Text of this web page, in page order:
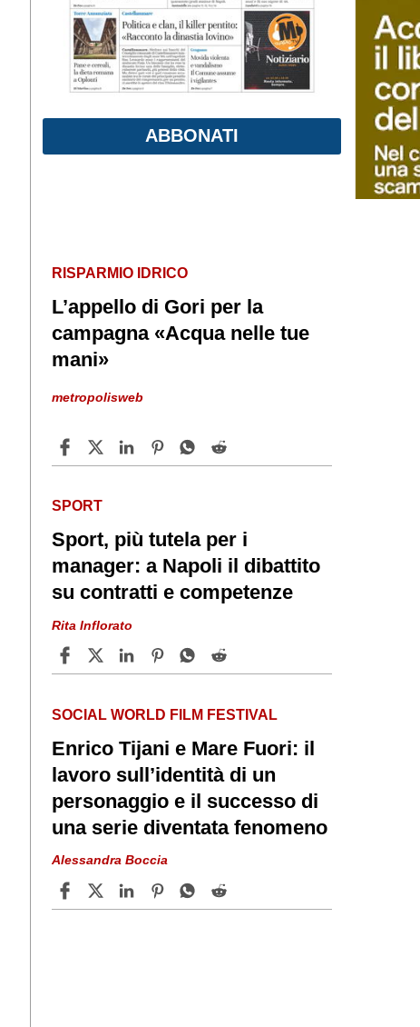
ABBONATI
RISPARMIO IDRICO
L’appello di Gori per la
campagna «Acqua nelle tue
mani»
metropolisweb
SPORT
Sport, più tutela per i
manager: a Napoli il dibattito
su contratti e competenze
Rita Inflorato
SOCIAL WORLD FILM FESTIVAL
Enrico Tijani e Mare Fuori: il
lavoro sull’identità di un
personaggio e il successo di
una serie diventata fenomeno
Alessandra Boccia